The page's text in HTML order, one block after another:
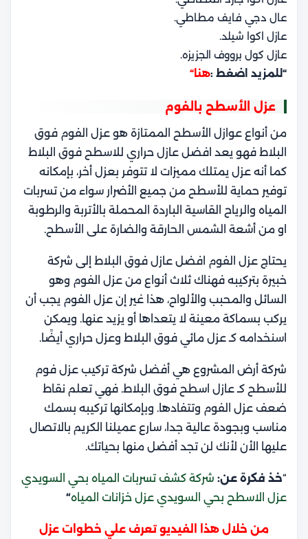
عال دجي فايف مطاطي.
عازل اكوا شيلد.
عازل كول برووف الجزيزه.
“للمزيد اضغط :هنا“
عزل الأسطح بالفوم
من أنواع عوازل الأسطح الممتازة هو عزل الفوم فوق
البلاط فهو يعد افضل عازل حراري للاسطح فوق البلاط
كما أنه عزل يمتلك مميزات لا تتوفر بعزل أخر، بإمكانه
توفير حماية للأسطح من جميع الأضرار سواء من تسربات
المياه والرياح القاسية الباردة المحملة بالأتربة والرطوبة
او من أشعة الشمس الحارقة والضارة على الأسطح.
يحتاج عزل الفوم افضل عازل فوق البلاط إلى شركة
خبيرة بتركيبه فهناك ثلاث أنواع من عزل الفوم وهو
السائل والمحبب والألواح، هذا غير إن عزل الفوم يجب أن
يركب بسماكة معينة لا يتعداها أو يزيد عنها. ويمكن
اسنخدامه كـ عزل مائي فوق البلاط وعزل حراري أيضًا.
شركة أرض المشروع هي أفضل شركة تركيب عزل فوم
للأسطح كـ عازل اسطح فوق البلاط. فهي تعلم نقاط
ضعف عزل الفوم وتتفادها. وبإمكانها تركيبه بسمك
مناسب وبجودة عالية جدا، سارع عميلنا الكريم بالاتصال
عليها الأن لأنك لن تجد أفضل منها بحياتك.
“خذ فكرة عن: شركة كشف تسربات المياه بحي السويدي
عزل الاسطح بحي السويدي عزل خزانات المياه“
من خلال هذا الفيديو تعرف علي خطوات عزل